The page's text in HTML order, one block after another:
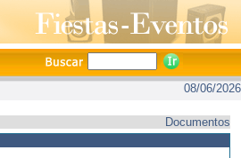
08/06/2026
Documentos